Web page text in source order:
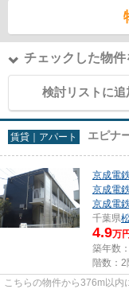
チェックした物
検討リストに追
賃貸｜アパート エピナ
京成電
京成電
京成電
千葉県
4.9万円
築年数
階数：2
こちらの物件から376m以内